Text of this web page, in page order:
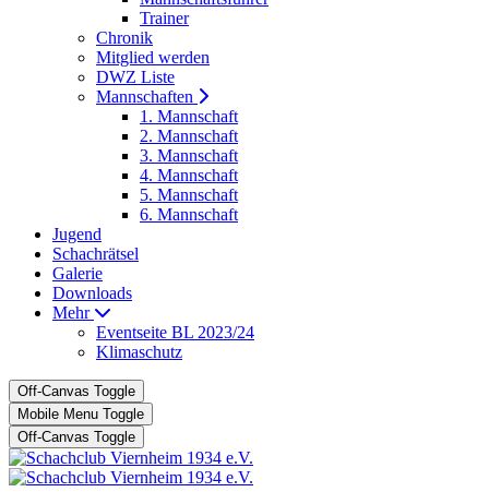
Trainer
Chronik
Mitglied werden
DWZ Liste
Mannschaften
1. Mannschaft
2. Mannschaft
3. Mannschaft
4. Mannschaft
5. Mannschaft
6. Mannschaft
Jugend
Schachrätsel
Galerie
Downloads
Mehr
Eventseite BL 2023/24
Klimaschutz
Off-Canvas Toggle
Mobile Menu Toggle
Off-Canvas Toggle